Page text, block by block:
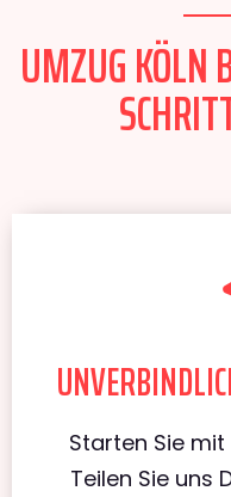
UMZUG KÖLN
Starten Sie
Teilen Sie uns